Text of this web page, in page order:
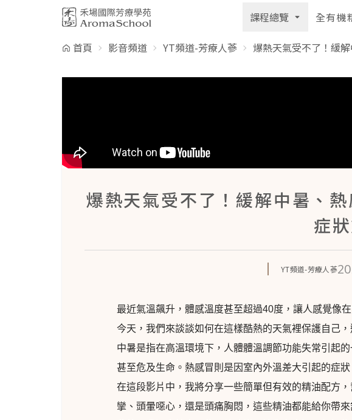
課程總覽 全有機
首頁 影音頻道 YT頻道-芳療人蔘 爆熱天氣受不了！緩
爆熱天氣受不了！緩解中暑、
症
YT頻道-芳療人蔘
最近氣溫飆升，體感溫度甚至超過40度，讓人感覺像在
今天，我們來談談如何在這樣酷熱的天氣裡保護自己，
中暑是指在高溫環境下，人體體溫調節功能失常引起
甚至危及生命。熱感冒則是因室內外溫差大引起的症
在這段影片中，我將分享一些簡單但有效的精油配方
攣、頭暈噁心，還是頭痛胸悶，這些精油都能給你帶來